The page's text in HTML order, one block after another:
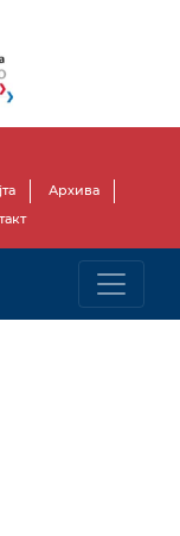
Архива